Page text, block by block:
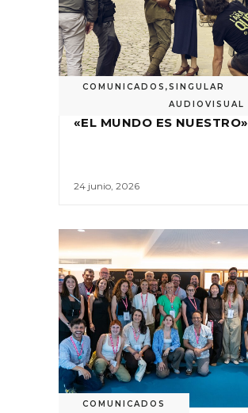
COMUNICADOS ,SINGULAR
AUDIOVISUAL
«EL MUNDO ES NUESTRO»
24 junio, 2026
COMUNICADOS